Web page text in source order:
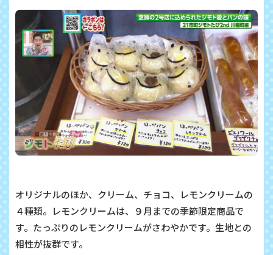
オリジナルのほか、クリーム、チョコ、レモンクリームの
４種類。レモンクリームは、９月までの季節限定商品で
す。たっぷりのレモンクリームがさわやかです。生地との
相性が抜群です。